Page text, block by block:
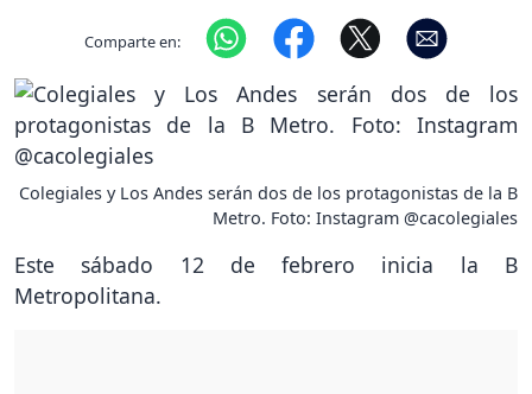
Comparte en:
Colegiales y Los Andes serán dos de los protagonistas de la B
Metro. Foto: Instagram @cacolegiales
Este sábado 12 de febrero inicia la B
Metropolitana.